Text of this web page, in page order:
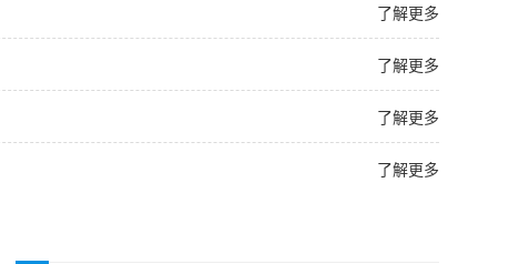
了解更多
了解更多
了解更多
了解更多